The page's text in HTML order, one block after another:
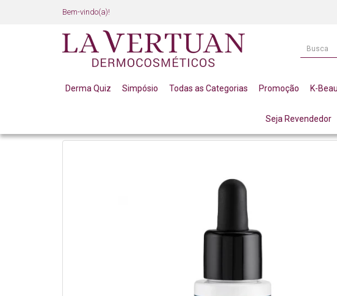
Bem-vindo(a)!
Derma Quiz Simpósio Todas as Categorias Promoção K-
Seja Revendedor
BOOSTER ESTETICA